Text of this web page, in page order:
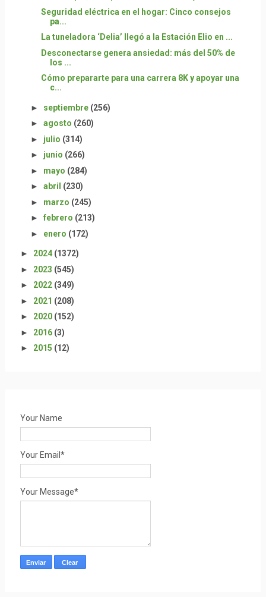
Seguridad eléctrica en el hogar: Cinco consejos
pa...
La tuneladora ‘Delia’ llegó a la Estación Elio en ...
Desconectarse genera ansiedad: más del 50% de
los ...
Cómo prepararte para una carrera 8K y apoyar una
c...
► septiembre (256)
► agosto (260)
► julio (314)
► junio (266)
► mayo (284)
► abril (230)
► marzo (245)
► febrero (213)
► enero (172)
► 2024 (1372)
► 2023 (545)
► 2022 (349)
► 2021 (208)
► 2020 (152)
► 2016 (3)
► 2015 (12)
Your Name
Your Email*
Your Message*